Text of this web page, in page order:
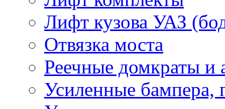
Лифт кузова УАЗ
Отвязка моста
Реечные домкраты и
Усиленные бампера,